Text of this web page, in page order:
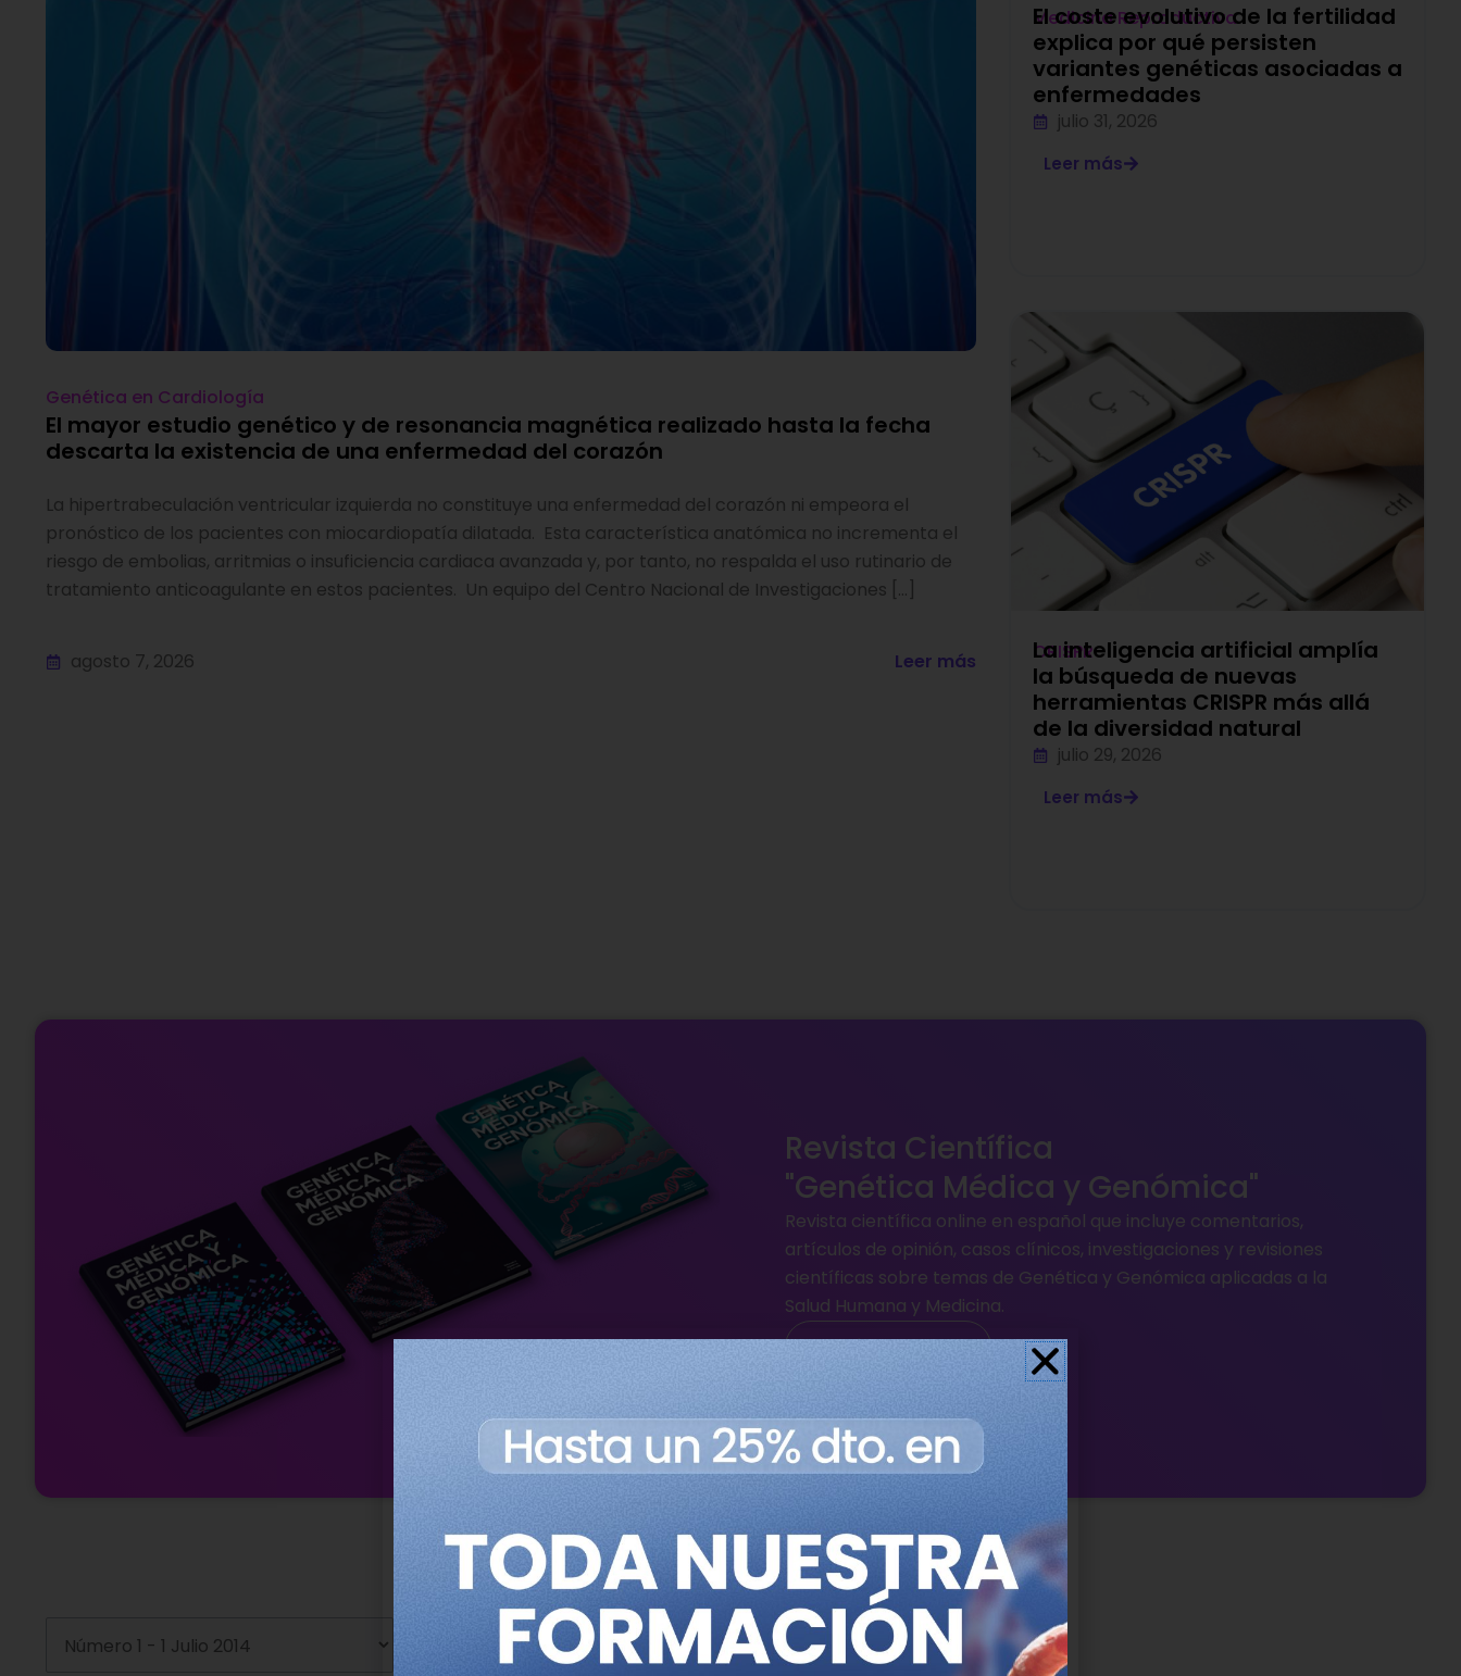
Genética en Cardiología
El mayor estudio genético y de resonancia magnética realizado hasta la fecha
descarta la existencia de una enfermedad del corazón
La hipertrabeculación ventricular izquierda no constituye una enfermedad del corazón ni empeora el
pronóstico de los pacientes con miocardiopatía dilatada. Esta característica anatómica no incrementa el
riesgo de embolias, arritmias o insuficiencia cardiaca avanzada y, por tanto, no respalda el uso rutinario de
tratamiento anticoagulante en estos pacientes. Un equipo del Centro Nacional de Investigaciones […]
agosto 7, 2026 Leer más
Medicina Reproductiva
El coste evolutivo de la fertilidad
explica por qué persisten
variantes genéticas asociadas a
enfermedades
julio 31, 2026
Leer más
CRISPR
La inteligencia artificial amplía
la búsqueda de nuevas
herramientas CRISPR más allá
de la diversidad natural
julio 29, 2026
Leer más
Revista Científica
"Genética Médica y Genómica"
Revista científica online en español que incluye comentarios,
artículos de opinión, casos clínicos, investigaciones y revisiones
científicas sobre temas de Genética y Genómica aplicadas a la
Salud Humana y Medicina.
Publica en GMG